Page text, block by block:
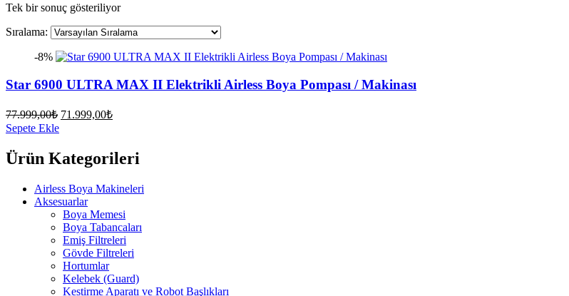
Tek bir sonuç gösteriliyor
Sıralama:
-8%
Star 6900 ULTRA MAX II Elektrikli Airless Boya Pompası / Makinası
77.999,00₺ Orijinal
71.999,00₺Şu
71.999,00₺.
Sepete Ekle
Ürün Kategorileri
Airless Boya Makineleri
Aksesuarlar
Boya Memesi
Boya Tabancaları
Emiş Filtreleri
Gövde Filtreleri
Hortumlar
Kelebek (Guard)
Kestirme Aparatı ve Robot Başlıkları